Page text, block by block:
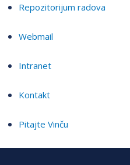
Repozitorijum radova
Webmail
Intranet
Kontakt
Pitajte Vinču